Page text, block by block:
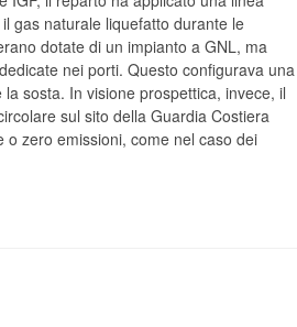
gas naturale liquefatto durante le
dotate di un impianto a GNL, ma
nei porti. Questo configurava una
sosta. In visione prospettica, invece, il
sul sito della Guardia Costiera
o zero emissioni, come nel caso dei